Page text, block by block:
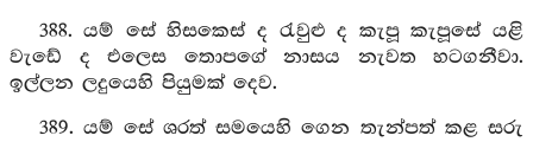
388. යම් සේ හිසකෙස් ද රැවුළු ද කැපූ කැපූසේ යළි
වැඩේ ද එලෙස තොපගේ නාසය නැවත හටගනීවා.
ඉල්ලන ලදුයෙහි පියුමක් දෙව.
389. යම් සේ ශරත් සමයෙහි ගෙන තැන්පත් කළ සරු